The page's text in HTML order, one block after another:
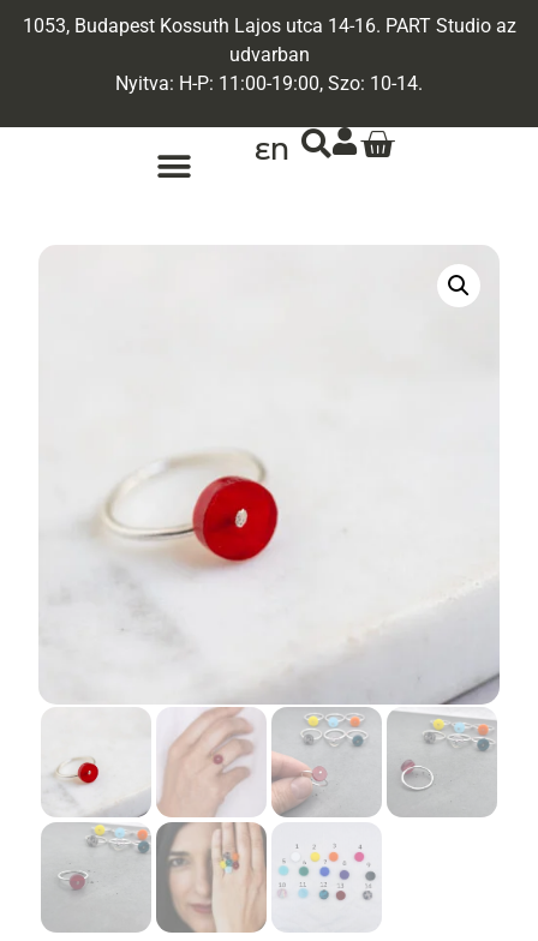
1053, Budapest Kossuth Lajos utca 14-16. PART Studio az
udvarban
Nyitva: H-P: 11:00-19:00, Szo: 10-14.
EN